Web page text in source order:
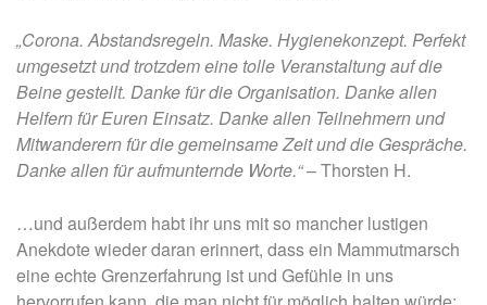
„Corona. Abstandsregeln. Maske. Hygienekonzept. Perfekt
umgesetzt und trotzdem eine tolle Veranstaltung auf die
Beine gestellt. Danke für die Organisation. Danke allen
Helfern für Euren Einsatz. Danke allen Teilnehmern und
Mitwanderern für die gemeinsame Zeit und die Gespräche.
Danke allen für aufmunternde Worte.“– Thorsten H.
…und außerdem habt ihr uns mit so mancher lustigen
Anekdote wieder daran erinnert, dass ein Mammutmarsch
eine echte Grenzerfahrung ist und Gefühle in uns